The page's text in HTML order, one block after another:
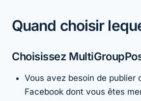
Quand choisir
Choisissez
Vous avez besoin de publier
Facebook dont vous êtes